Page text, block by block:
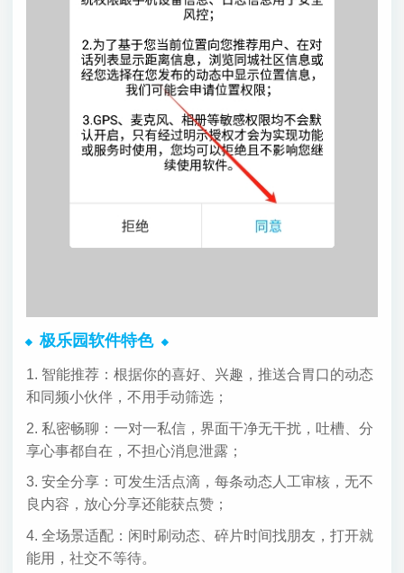
极乐园软件特色
1. 智能推荐：根据你的喜好、兴趣，推送合胃口的动态
和同频小伙伴，不用手动筛选；
2. 私密畅聊：一对一私信，界面干净无干扰，吐槽、分
享心事都自在，不担心消息泄露；
3. 安全分享：可发生活点滴，每条动态人工审核，无不
良内容，放心分享还能获点赞；
4. 全场景适配：闲时刷动态、碎片时间找朋友，打开就
能用，社交不等待。